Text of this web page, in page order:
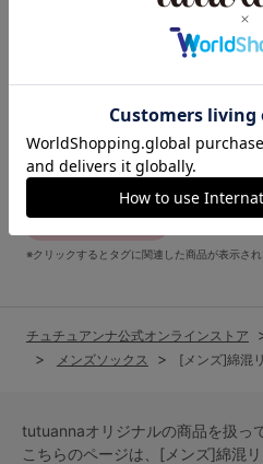
関連キーワード
綿混 カジュアル シンプル ギ
メンズ 通勤 綿混 おうち時間
※クリックするとタグに関連した商品が表示され
チュチュアンナ公式オンラインストア
メンズソックス
[メンズ]綿混
tutuannaオリジナルの商品を扱っ
こちらのページは、[メンズ]綿混